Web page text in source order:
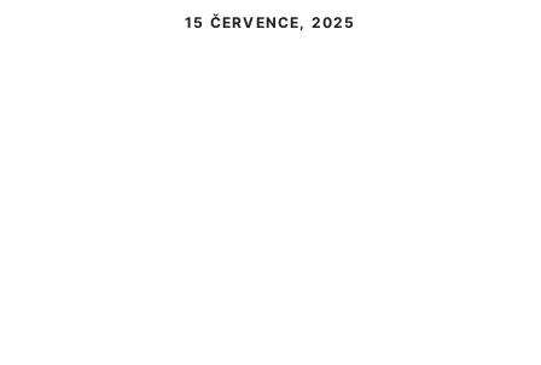
15 ČERVENCE, 2025